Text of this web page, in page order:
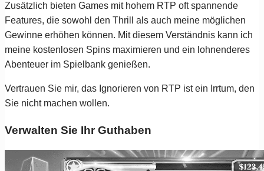
Zusätzlich bieten Games mit hohem RTP oft spannende
Features, die sowohl den Thrill als auch meine möglichen
Gewinne erhöhen können. Mit diesem Verständnis kann ich
meine kostenlosen Spins maximieren und ein lohnenderes
Abenteuer im Spielbank genießen.
Vertrauen Sie mir, das Ignorieren von RTP ist ein Irrtum, den
Sie nicht machen wollen.
Verwalten Sie Ihr Guthaben